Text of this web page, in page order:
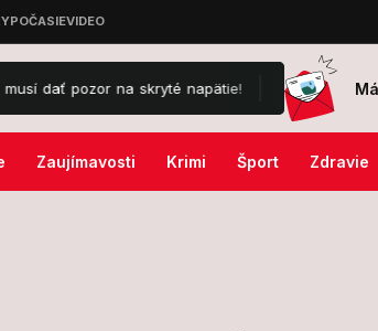
na skryté napätie! Slovensko nie je
Zaujímavosti Krimi Šport Zdravie